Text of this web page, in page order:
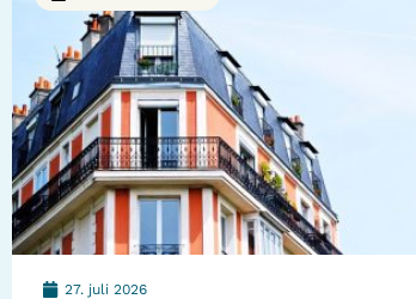
27. juli 2026